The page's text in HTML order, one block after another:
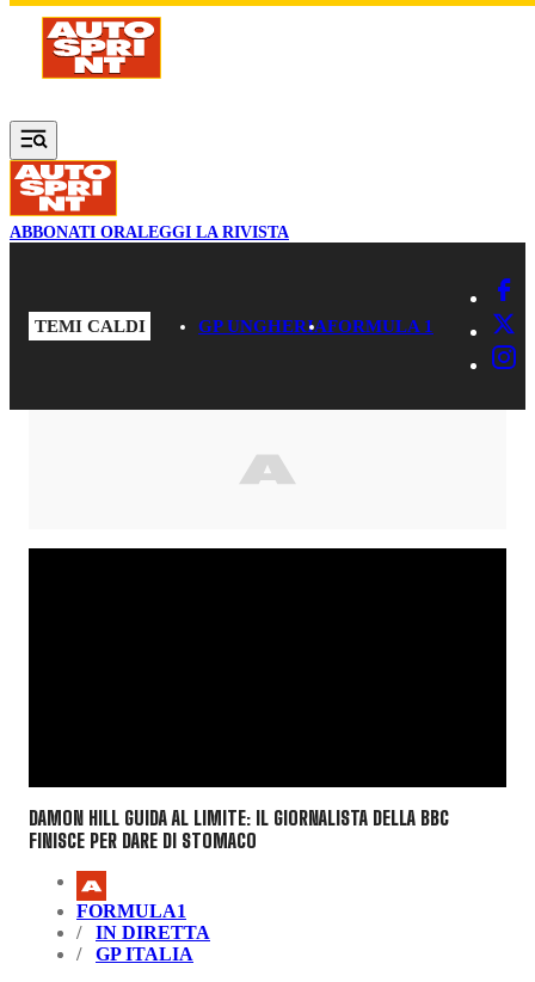
Vai al contenuto principale
ABBONATI ORALEGGI LA RIVISTA
TEMI CALDI GP UNGHERIAFORMULA 1
DAMON HILL GUIDA AL LIMITE: IL GIORNALISTA DELLA BBC
FINISCE PER DARE DI STOMACO
FORMULA1
IN DIRETTA
GP ITALIA